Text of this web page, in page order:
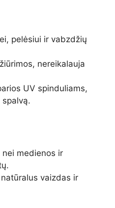
pelėsiui ir vabzdžių
nereikalauja
UV spinduliams,
medienos ir
vaizdas ir